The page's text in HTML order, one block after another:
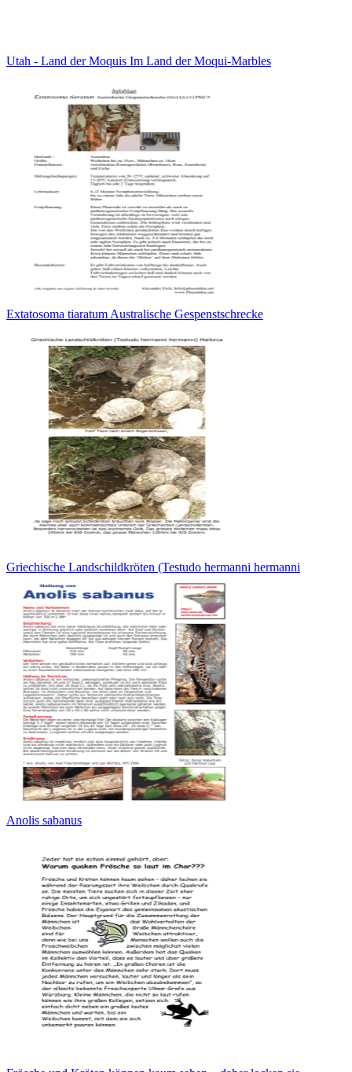
Utah - Land der Moquis Im Land der Moqui-Marbles
Extatosoma tiaratum Australische Gespenstschrecke
Griechische Landschildkröten (Testudo hermanni hermanni
Anolis sabanus